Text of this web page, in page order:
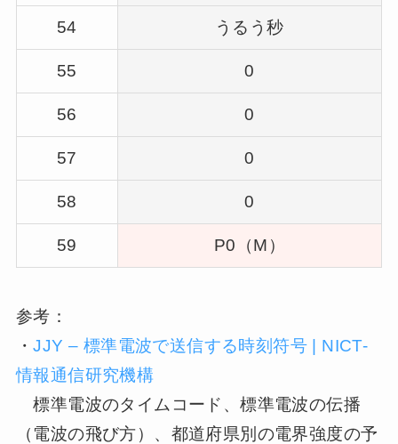
54 うるう秒
55 0
56 0
57 0
58 0
59 P0（M）
参考：
・JJY – 標準電波で送信する時刻符号 | NICT-
情報通信研究機構
標準電波のタイムコード、標準電波の伝播
（電波の飛び方）、都道府県別の電界強度の予